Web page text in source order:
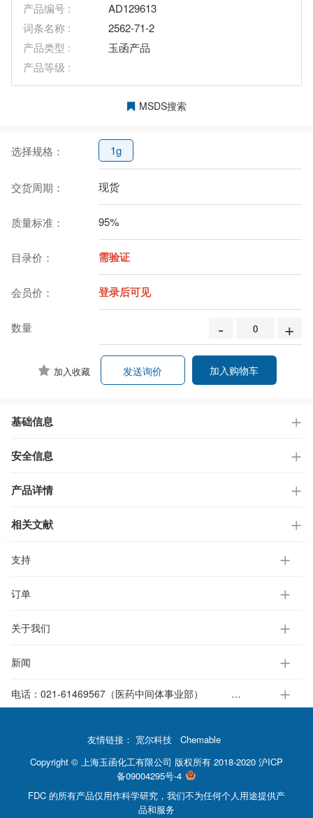
产品编号 :
AD129613
词条名称 :
2562-71-2
产品类型 :
玉函产品
产品等级 :
MSDS搜索
选择规格： 1g
交货周期： 现货
质量标准： 95%
目录价： 需验证
会员价： 登录后可见
数量 - +
加入收藏 加入购物车
发送询价
基础信息
安全信息
产品详情
相关文献
支持
订单
关于我们
新闻
电话： 021-61469567（医药中间体事业部）
友情链接： 宽尔科技
Chemable
Copyright © 上海玉函化工有限公司 版权所有 2018-2020 沪ICP
备09004295号-4
FDC 的所有产品仅用作科学研究，我们不为任何个人用途提供产
品和服务